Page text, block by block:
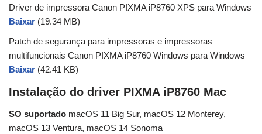
Driver de impressora Canon PIXMA iP8760 XPS para Windows
Baixar (19.34 MB)
Patch de segurança para impressoras e impressoras
multifuncionais Canon PIXMA iP8760 Windows para Windows
Baixar (42.41 KB)
Instalação do driver PIXMA iP8760 Mac
SO suportado macOS 11 Big Sur, macOS 12 Monterey,
macOS 13 Ventura, macOS 14 Sonoma